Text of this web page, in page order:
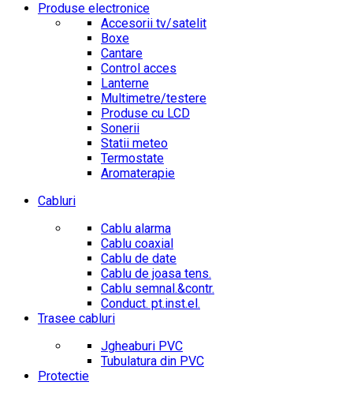
Produse electronice
Accesorii tv/satelit
Boxe
Cantare
Control acces
Lanterne
Multimetre/testere
Produse cu LCD
Sonerii
Statii meteo
Termostate
Aromaterapie
Cabluri
Cablu alarma
Cablu coaxial
Cablu de date
Cablu de joasa tens.
Cablu semnal.&contr.
Conduct. pt.inst.el.
Trasee cabluri
Jgheaburi PVC
Tubulatura din PVC
Protectie